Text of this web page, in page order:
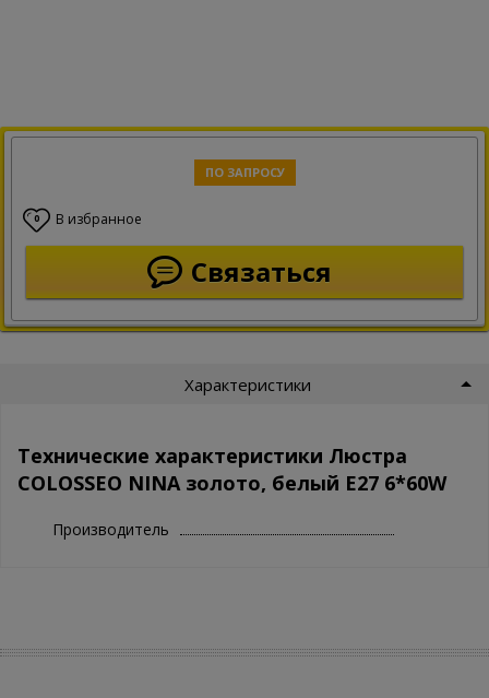
ПО ЗАПРОСУ
0 В избранное
Связаться
Характеристики
Технические характеристики Люстра
COLOSSEO NINA золото, белый E27 6*60W
Производитель